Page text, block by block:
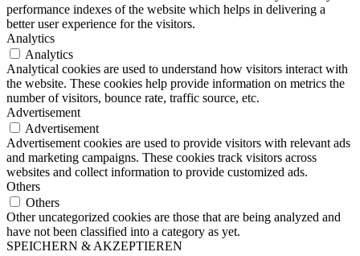
performance indexes of the website which helps in delivering a
better user experience for the visitors.
Analytics
Analytics
Analytical cookies are used to understand how visitors interact with
the website. These cookies help provide information on metrics the
number of visitors, bounce rate, traffic source, etc.
Advertisement
Advertisement
Advertisement cookies are used to provide visitors with relevant ads
and marketing campaigns. These cookies track visitors across
websites and collect information to provide customized ads.
Others
Others
Other uncategorized cookies are those that are being analyzed and
have not been classified into a category as yet.
SPEICHERN & AKZEPTIEREN